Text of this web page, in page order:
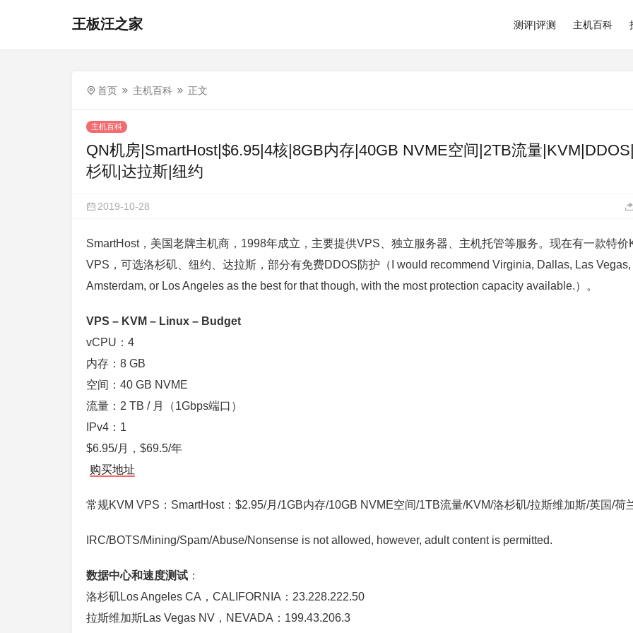
王板汪之家 测评|评测 主机百科
首页 主机百科 正文
主机百科
QN机房|SmartHost|$6.95|4核|8GB内存|40GB NVME空间|2TB流量
杉矶|达拉斯|纽约
2019-10-28
SmartHost，美国老牌主机商，1998年成立，主要提供VPS、独立服务器、主机托管等服务。现在有一款特价
VPS，可选洛杉矶、纽约、达拉斯，部分有免费DDOS防护（I would recommend Virginia, Dallas, Las Vegas,
Amsterdam, or Los Angeles as the best for that though, with the most protection capacity available.）。
VPS – KVM – Linux – Budget
vCPU：4
内存：8 GB
空间：40 GB NVME
流量：2 TB / 月（1Gbps端口）
IPv4：1
$6.95/月，$69.5/年
购买地址
常规KVM VPS：SmartHost：$2.95/月/1GB内存/10GB NVME空间/1TB流量/KVM/洛杉矶/拉斯维加斯/英国/荷
IRC/BOTS/Mining/Spam/Abuse/Nonsense is not allowed, however, adult content is permitted.
数据中心和速度测试 ：
洛杉矶Los Angeles CA，CALIFORNIA：23.228.222.50
拉斯维加斯Las Vegas NV，NEVADA：199.43.206.3